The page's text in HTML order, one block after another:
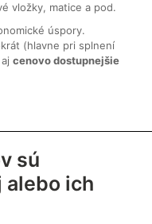
vložky, matice a pod.
úspory.
(hlavne pri splnení
cenovo dostupnejšie
sú
alebo ich